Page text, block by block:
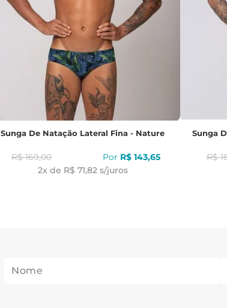
Sunga De Natação Lateral Fina - Nature
R$ 169,00 R$ 143,65
2x de R$ 71,82 s/juros
Sunga
R$